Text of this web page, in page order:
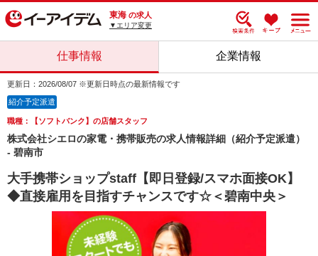
東海 の求人
▼エリア変更
仕事情報 企業情報
更新日：2026/08/07 ※更新日時点の最新情報です
紹介予定派遣
職種：【ソフトバンク】の店舗スタッフ
株式会社シエロの家電・携帯販売の求人情報詳細（紹介予定派遣）
- 碧南市
大手携帯ショップstaff【即日登録/スマホ面接OK】
◆直接雇用を目指すチャンスです☆＜碧南中央＞